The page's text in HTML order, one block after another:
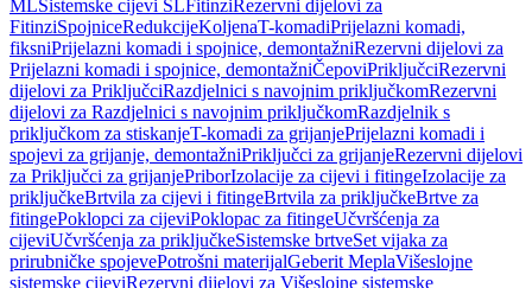
MLSistemske cijevi SLFitinziRezervni dijelovi za
FitinziSpojniceRedukcijeKoljenaT-komadiPrijelazni komadi,
fiksniPrijelazni komadi i spojnice, demontažniRezervni dijelovi za
Prijelazni komadi i spojnice, demontažniČepoviPriključciRezervni
dijelovi za PriključciRazdjelnici s navojnim priključkomRezervni
dijelovi za Razdjelnici s navojnim priključkomRazdjelnik s
priključkom za stiskanjeT-komadi za grijanjePrijelazni komadi i
spojevi za grijanje, demontažniPriključci za grijanjeRezervni dijelovi
za Priključci za grijanjePriborIzolacije za cijevi i fitingeIzolacije za
priključkeBrtvila za cijevi i fitingeBrtvila za priključkeBrtve za
fitingePoklopci za cijeviPoklopac za fitingeUčvršćenja za
cijeviUčvršćenja za priključkeSistemske brtveSet vijaka za
prirubničke spojevePotrošni materijalGeberit MeplaVišeslojne
sistemske cijeviRezervni dijelovi za Višeslojne sistemske